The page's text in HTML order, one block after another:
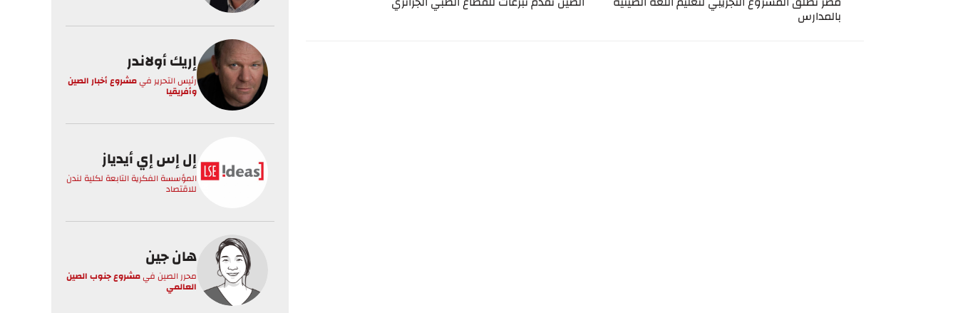
بالمدارس
إريك أولاندر
رئيس التحرير فيمشروع أخبار الصين
وأفريقيا
إل إس إي أيدياز
المؤسسة الفكرية التابعة لكلية لندن
للاقتصاد
هان جين
محرر الصينفيمشروع جنوب الصين
العالمي